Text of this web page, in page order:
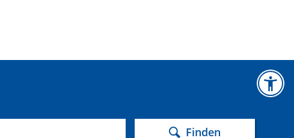
Finden